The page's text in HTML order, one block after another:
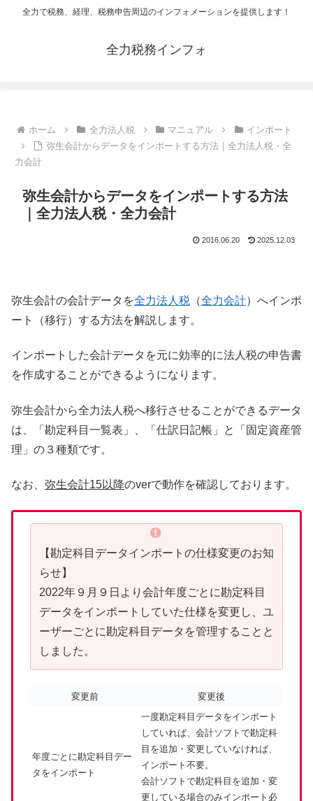
全力で税務、経理、税務申告周辺のインフォメーションを提供します！
全力税務インフォ
ホーム 全力法人税 マニュアル
インポート
弥生会計からデータをインポートする方法｜全力法人税・全
力会計
弥生会計からデータをインポートする方法
｜全力法人税・全力会計
2016.06.20 2025.12.03
弥生会計の会計データを全力法人税 （全力会計）へインポ
ート（移行）する方法を解説します。
インポートした会計データを元に効率的に法人税の申告書
を作成することができるようになります。
弥生会計から全力法人税へ移行させることができるデータ
は、「勘定科目一覧表」、「仕訳日記帳」と「固定資産管
理」の３種類です。
なお、 弥生会計15以降のverで動作を確認しております。
【勘定科目データインポートの仕様変更のお知
らせ】
2022年９月９日より会計年度ごとに勘定科目
データをインポートしていた仕様を変更し、ユ
ーザーごとに勘定科目データを管理することと
しました。
変更前 変更後
年度ごとに勘定科目デー
タをインポート
一度勘定科目データをインポート
していれば、会計ソフトで勘定科
目を追加・変更していなければ、
インポート不要。
会計ソフトで勘定科目を追加・変
更している場合のみインポート必